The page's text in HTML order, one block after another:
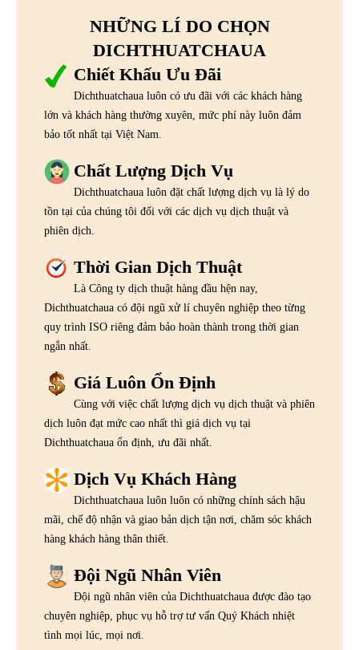
NHỮNG LÍ DO CHỌN
DICHTHUATCHAUA
Chiết Khấu Ưu Đãi
Dichthuatchaua luôn có ưu đãi với các khách hàng
lớn và khách hàng thường xuyên, mức phí này luôn đảm
bảo tốt nhất tại Việt Nam.
Chất Lượng Dịch Vụ
Dichthuatchaua luôn đặt chất lượng dịch vụ là lý do
tồn tại của chúng tôi đối với các dịch vụ dịch thuật và
phiên dịch.
Thời Gian Dịch Thuật
Là Công ty dịch thuật hàng đầu hện nay,
Dichthuatchaua có đội ngũ xử lí chuyên nghiệp theo từng
quy trình ISO riêng đảm bảo hoàn thành trong thời gian
ngắn nhất.
Giá Luôn Ổn Định
Cùng với việc chất lượng dịch vụ dịch thuật và phiên
dịch luôn đạt mức cao nhất thì giá dịch vụ tại
Dichthuatchaua ổn định, ưu đãi nhất.
Dịch Vụ Khách Hàng
Dichthuatchaua luôn luôn có những chính sách hậu
mãi, chế độ nhận và giao bản dịch tận nơi, chăm sóc khách
hàng khách hàng thân thiết.
Đội Ngũ Nhân Viên
Đội ngũ nhân viên của Dichthuatchaua được đào tạo
chuyên nghiệp, phục vụ hỗ trợ tư vấn Quý Khách nhiệt
tình mọi lúc, mọi nơi.